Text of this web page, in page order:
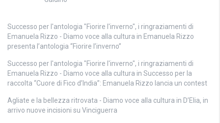
Successo per l'antologia "Fiorire l'inverno", i ringraziamenti di
Emanuela Rizzo - Diamo voce alla cultura in Emanuela Rizzo
presenta l’antologia “Fiorire l’inverno”
Successo per l'antologia "Fiorire l'inverno", i ringraziamenti di
Emanuela Rizzo - Diamo voce alla cultura in Successo per la
raccolta “Cuore di Fico d’India”: Emanuela Rizzo lancia un contest
Agliate e la bellezza ritrovata - Diamo voce alla cultura in D’Elia, in
arrivo nuove incisioni su Vinciguerra